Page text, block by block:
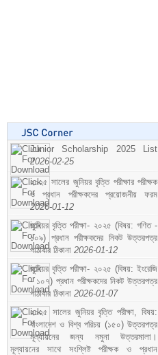
Junior Scholarship 2025 List
2026-02-25
২০২৫ সালের জুনিয়র বৃত্তি পরীক্ষার পরীক্ষক
ও প্রধান পরীক্ষকদের প্রয়োজনীয় ফরম
2026-01-12
জুনিয়র বৃত্তি পরীক্ষা- ২০২৫ (বিষয়: গণিত -
১০৯) প্রধান পরীক্ষকদের নিকট উত্তরপত্র
পাঠাবার ঠিকানা 2026-01-12
জুনিয়র বৃত্তি পরীক্ষা- ২০২৫ (বিষয়: ইংরেজি
- ১০৭) প্রধান পরীক্ষকদের নিকট উত্তরপত্র
পাঠাবার ঠিকানা 2026-01-07
২০২৫ সালের জুনিয়র বৃত্তি পরীক্ষা, বিষয়:
বাংলাদেশ ও বিশ্ব পরিচয় (১৫০) উত্তরপত্র
মূল্যায়নের জন্য নমুনা উত্তরমালা।
মূল্যায়নের সাথে সংশ্লিষ্ট পরীক্ষক ও প্রধান